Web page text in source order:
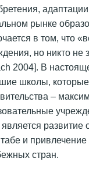
рынке
в том, что
но никто не
2004]. В
школы,
–
является
и привлечение
стран.